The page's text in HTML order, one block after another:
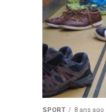
SPORT 8 ans ago